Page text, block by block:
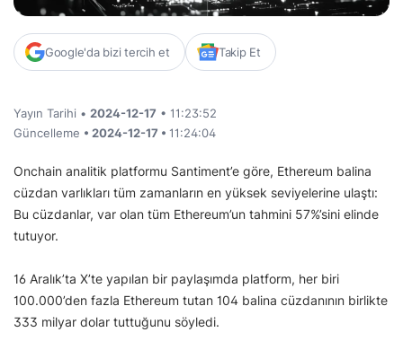
Google'da bizi tercih et Takip Et
Yayın Tarihi • 2024-12-17 • 11:23:52
Güncelleme • 2024-12-17 • 11:24:04
Onchain analitik platformu Santiment’e göre, Ethereum balina
cüzdan varlıkları tüm zamanların en yüksek seviyelerine ulaştı:
Bu cüzdanlar, var olan tüm Ethereum’un tahmini 57%’sini elinde
tutuyor.
16 Aralık’ta X’te yapılan bir paylaşımda platform, her biri
100.000’den fazla Ethereum tutan 104 balina cüzdanının birlikte
333 milyar dolar tuttuğunu söyledi.